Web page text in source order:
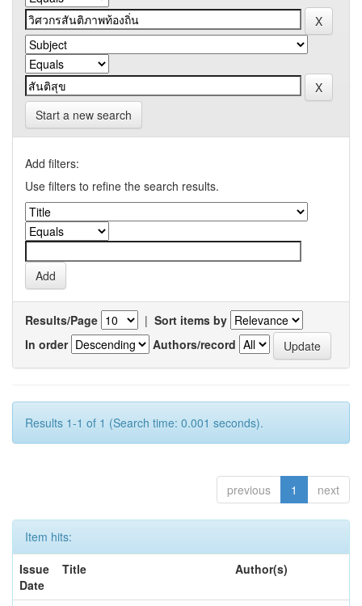
Start a new search
Add filters:
Use filters to refine the search results.
Results/Page | Sort items by
In order
Authors/record
Results 1-1 of 1 (Search time: 0.001 seconds).
previous 1 next
Item hits:
Issue
Date
Title Author(s)